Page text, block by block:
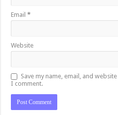
Email*
Website
Save my name, email, and
I comment.